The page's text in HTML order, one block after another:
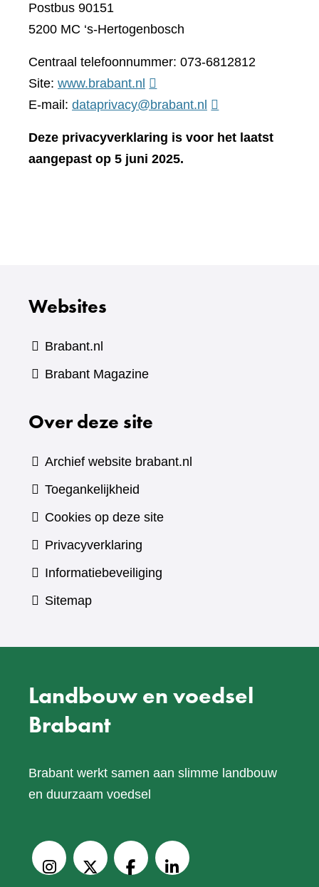
Postbus 90151
5200 MC ‘s-Hertogenbosch
Centraal telefoonnummer: 073-6812812
Site: www.brabant.nl (verwijst
naar
andere
E-mail: dataprivacy@brabant.nl
Deze privacyverklaring is voor het laatst
aangepast op 5 juni 2025.
Websites
Brabant.nl
Brabant Magazine(verwijst
een
website)
Over deze site
Archief website brabant.nl
Toegankelijkheid
Cookies op deze site
Privacyverklaring
Informatiebeveiliging
Sitemap
Landbouw en voedsel
Brabant
Brabant werkt samen aan slimme landbouw
en duurzaam voedsel